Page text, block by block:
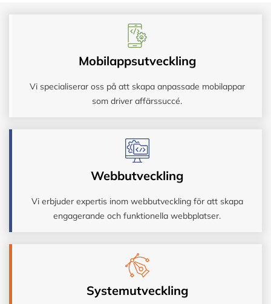
Mobilappsutveckling
Vi specialiserar oss på att skapa anpassade mobilappar
som driver affärssuccé.
Webbutveckling
Vi erbjuder expertis inom webbutveckling för att skapa
engagerande och funktionella webbplatser.
Systemutveckling